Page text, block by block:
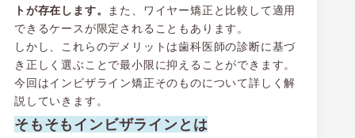
トが存在します。
また、ワイヤー矯正と比較して適用
できるケースが限定されることもあります。
しかし、これらのデメリットは歯科医師の診断に基づ
き正しく選ぶことで最小限に抑えることができます。
今回はインビザライン矯正そのものについて詳しく解
説していきます。
そもそもインビザラインとは